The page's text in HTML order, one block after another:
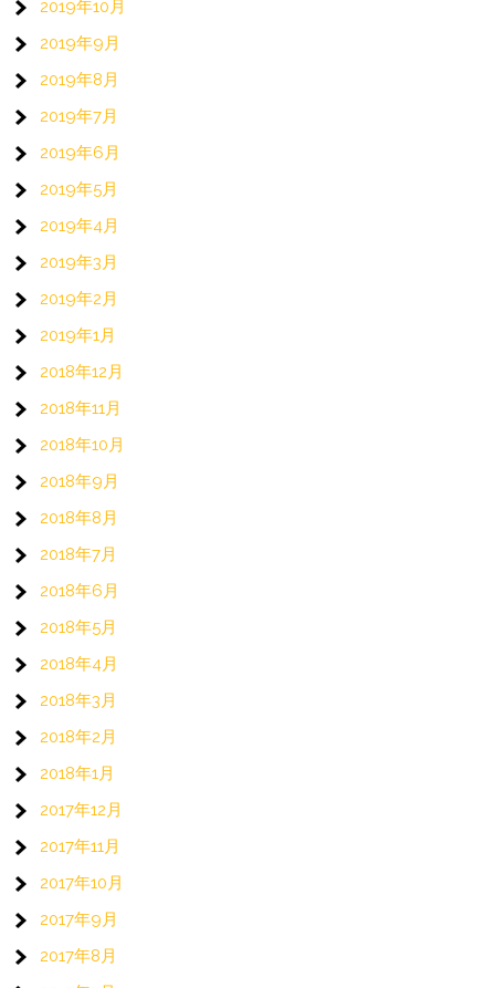
2019年10月
2019年9月
2019年8月
2019年7月
2019年6月
2019年5月
2019年4月
2019年3月
2019年2月
2019年1月
2018年12月
2018年11月
2018年10月
2018年9月
2018年8月
2018年7月
2018年6月
2018年5月
2018年4月
2018年3月
2018年2月
2018年1月
2017年12月
2017年11月
2017年10月
2017年9月
2017年8月